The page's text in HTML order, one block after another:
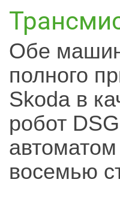
Обе
полного
Skoda в
робот
восемью